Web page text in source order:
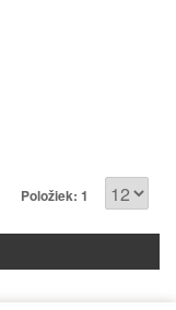
Položiek: 1